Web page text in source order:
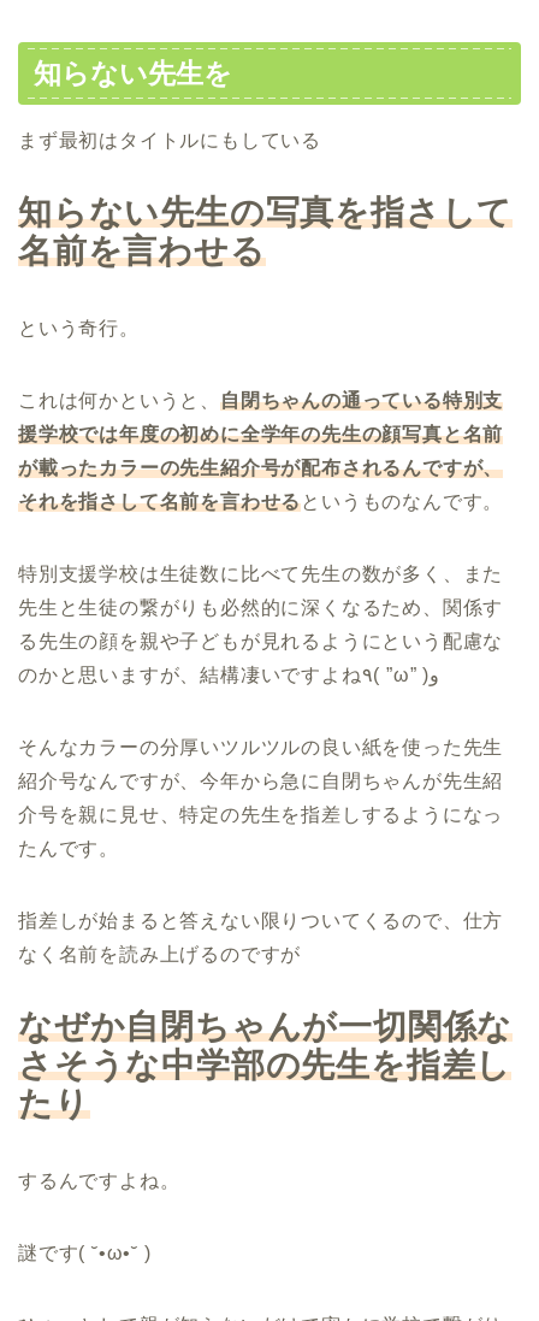
知らない先生を
まず最初はタイトルにもしている
知らない先生の写真を指さして
名前を言わせる
という奇行。
これは何かというと、 自閉ちゃんの通っている特別支
援学校では年度の初めに全学年の先生の顔写真と名前
が載ったカラーの先生紹介号が配布されるんですが、
それを指さして名前を言わせるというものなんです。
特別支援学校は生徒数に比べて先生の数が多く、また
先生と生徒の繋がりも必然的に深くなるため、関係す
る先生の顔を親や子どもが見れるようにという配慮な
のかと思いますが、結構凄いですよね٩( ”ω” )و
そんなカラーの分厚いツルツルの良い紙を使った先生
紹介号なんですが、今年から急に自閉ちゃんが先生紹
介号を親に見せ、特定の先生を指差しするようになっ
たんです。
指差しが始まると答えない限りついてくるので、仕方
なく名前を読み上げるのですが
なぜか自閉ちゃんが一切関係な
さそうな中学部の先生を指差し
たり
するんですよね。
謎です( ˘•ω•˘ )